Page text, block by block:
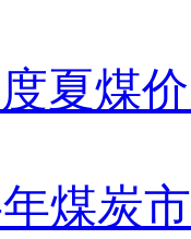
夏煤
煤炭